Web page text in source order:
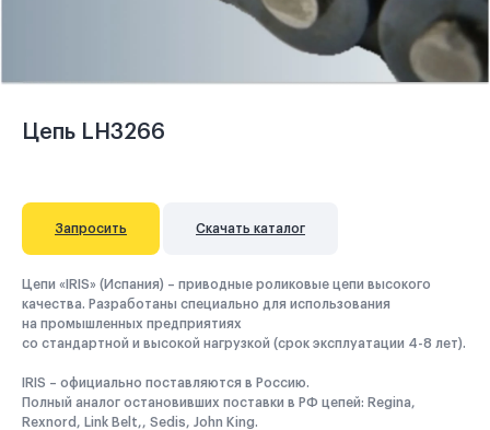
Цепь LH3266
Запросить Скачать каталог
Цепи «IRIS» (Испания) – приводные роликовые цепи высокого
качества. Разработаны специально для использования
на промышленных предприятиях
со стандартной и высокой нагрузкой (срок эксплуатации 4-8 лет).
IRIS – официально поставляются в Россию.
Полный аналог остановивших поставки в РФ цепей: Regina,
Rexnord, Link Belt,, Sedis, John King.